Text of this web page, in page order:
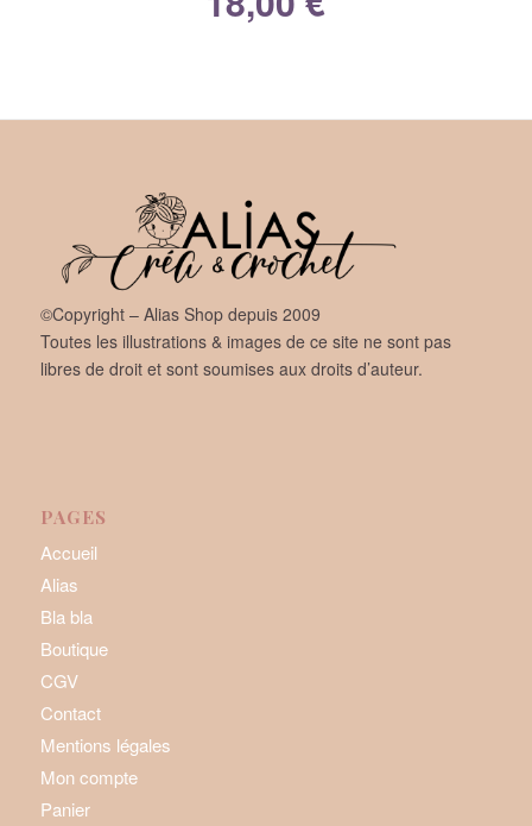
©Copyright – Alias Shop depuis 2009
Toutes les illustrations & images de ce site ne sont pas
libres de droit et sont soumises aux droits d’auteur.
PAGES
Accueil
Alias
Bla bla
Boutique
CGV
Contact
Mentions légales
Mon compte
Panier